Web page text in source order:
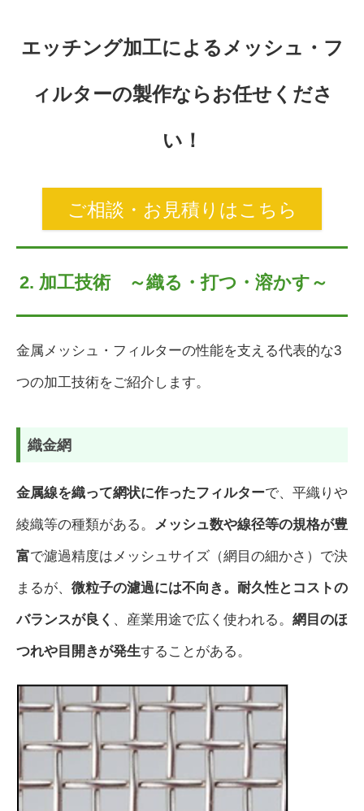
エッチング加工によるメッシュ・フ
ィルターの製作ならお任せくださ
い！
ご相談・お見積りはこちら
2. 加工技術 ～織る・打つ・溶かす～
金属メッシュ・フィルターの性能を支える代表的な3
つの加工技術をご紹介します。
織金網
金属線を織って網状に作ったフィルターで、平織りや
綾織等の種類がある。 メッシュ数や線径等の規格が豊
富で濾過精度はメッシュサイズ（網目の細かさ）で決
まるが、 微粒子の濾過には不向き。耐久性とコストの
バランスが良く 、産業用途で広く使われる。 網目のほ
つれや目開きが発生することがある。